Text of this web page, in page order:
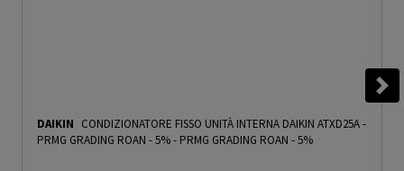
DAIKIN CONDIZIONATORE FISSO UNITÀ INTERNA DAIKIN ATXD25A -
PRMG GRADING ROAN - 5%- PRMG GRADING ROAN - 5%